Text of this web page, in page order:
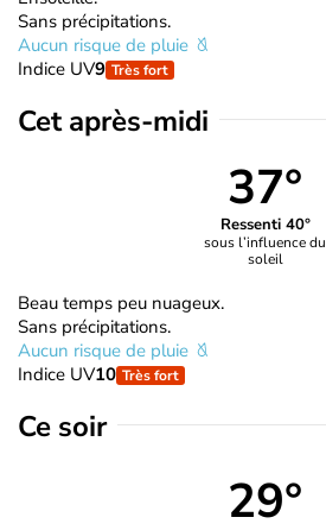
Sans précipitations.
Aucun risque de pluie
Indice UV9 Très fort
Cet après-midi
37°
Ressenti 40°
sous l’influence du
soleil
Beau temps peu nuageux.
Sans précipitations.
Aucun risque de pluie
Indice UV10 Très fort
Ce soir
29°